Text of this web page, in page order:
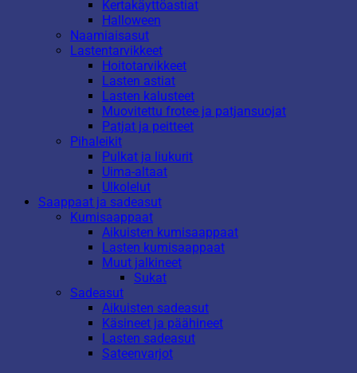
Kertakäyttöastiat
Halloween
Naamiaisasut
Lastentarvikkeet
Hoitotarvikkeet
Lasten astiat
Lasten kalusteet
Muovitettu frotee ja patjansuojat
Patjat ja peitteet
Pihaleikit
Pulkat ja liukurit
Uima-altaat
Ulkolelut
Saappaat ja sadeasut
Kumisaappaat
Aikuisten kumisaappaat
Lasten kumisaappaat
Muut jalkineet
Sukat
Sadeasut
Aikuisten sadeasut
Käsineet ja päähineet
Lasten sadeasut
Sateenvarjot